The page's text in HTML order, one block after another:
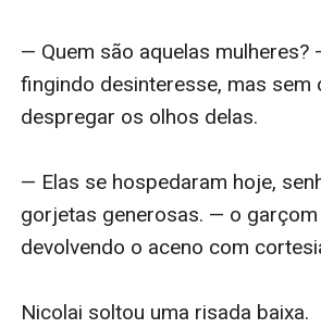
— Quem são aquelas mulheres?
fingindo desinteresse, mas sem
despregar os olhos delas.
— Elas se hospedaram hoje,
gorjetas generosas. — o
devolvendo o aceno com
Nicolai soltou uma risada baixa.